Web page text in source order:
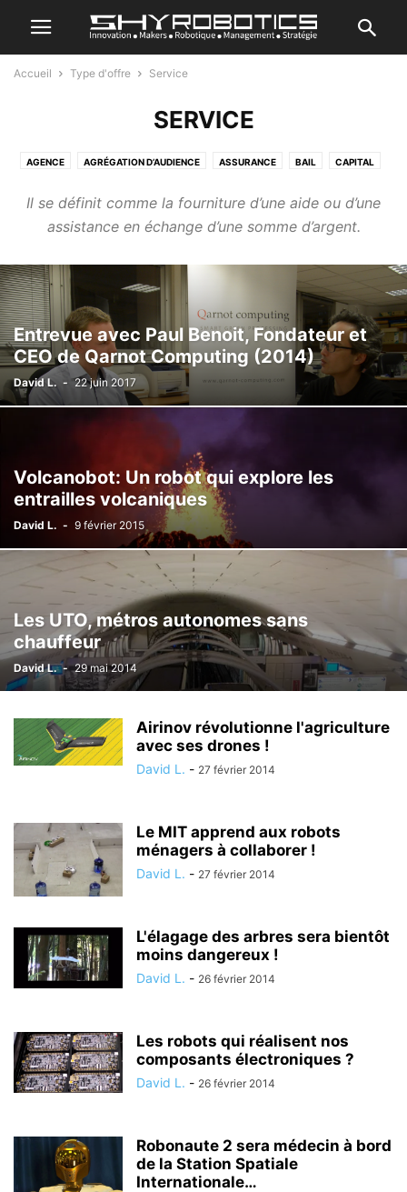
Accueil Type d'offre Service
SERVICE
AGENCE AGRÉGATION D’AUDIENCE ASSURANCE BAIL CAPITAL
SERVICE
Il se définit comme la fourniture d’une aide ou d’une
assistance en échange d’une somme d’argent.
Entrevue avec Paul Benoit, Fondateur et
CEO de Qarnot Computing (2014)
David L. - 22 juin 2017
Volcanobot: Un robot qui explore les
entrailles volcaniques
David L. - 9 février 2015
Les UTO, métros autonomes sans
chauffeur
David L. - 29 mai 2014
Airinov révolutionne l'agriculture
avec ses drones !
David L. - 27 février 2014
Le MIT apprend aux robots
ménagers à collaborer !
David L. - 27 février 2014
L'élagage des arbres sera bientôt
moins dangereux !
David L. - 26 février 2014
Les robots qui réalisent nos
composants électroniques ?
David L. - 26 février 2014
Robonaute 2 sera médecin à bord
de la Station Spatiale
Internationale…